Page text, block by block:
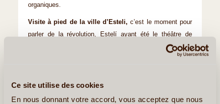
Ce site utilise des cookies
En nous donnant votre accord, vous acceptez que nous
organiques.
Visite à pied de la ville d’Esteli, c’est le moment pour
parler de la révolution, Estelí ayant été le théâtre de
nombreux événements. Notre chauffeur vous parlera par
la même occasion de « sa » révolution : observation des
(peintures populaires réalisées dans différents quartiers).
Egalement le quartier des « cuirs », selliers, ferronniers